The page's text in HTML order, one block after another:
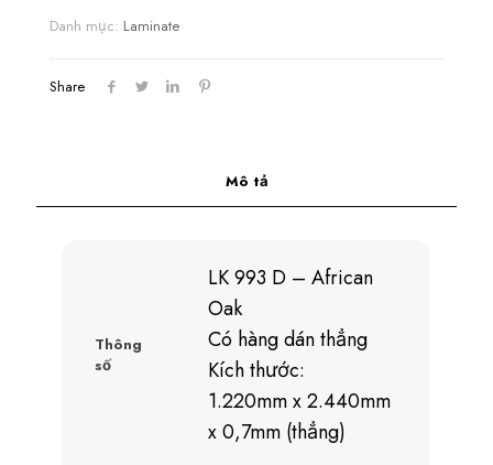
Danh mục: Laminate
Share
Mô tả
Thông
số
LK 993 D – African
Oak
Có hàng dán thẳng
Kích thước:
1.220mm x 2.440mm
x 0,7mm (thẳng)